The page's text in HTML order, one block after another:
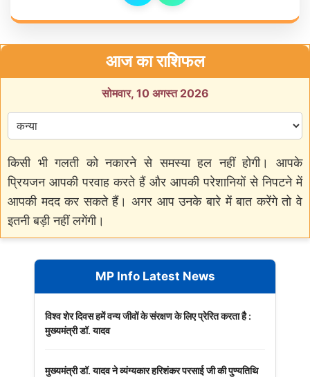
आज का राशिफल
सोमवार, 10 अगस्त 2026
किसी भी गलती को नकारने से समस्या हल नहीं होगी। आपके
प्रियजन आपकी परवाह करते हैं और आपकी परेशानियों से निपटने में
आपकी मदद कर सकते हैं। अगर आप उनके बारे में बात करेंगे तो वे
इतनी बड़ी नहीं लगेंगी।
MP Info Latest News
विश्व शेर दिवस हमें वन्य जीवों के संरक्षण के लिए प्रेरित करता है :
मुख्यमंत्री डॉ. यादव
मुख्यमंत्री डॉ. यादव ने व्यंग्यकार हरिशंकर परसाई जी की पुण्यतिथि